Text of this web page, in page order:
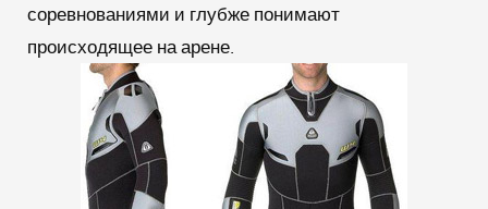
соревнованиями и глубже понимают
происходящее на арене.